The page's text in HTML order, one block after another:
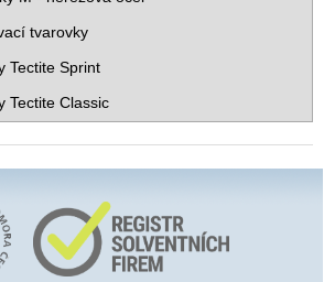
tvarovky
Tectite Sprint
Tectite Classic